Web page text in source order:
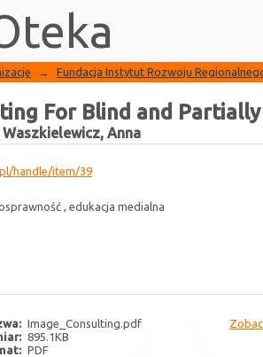
For Blind and
→ Fundacja Instytut Rozwoju
For Blind and
Waszkielewicz, Anna
handle/item/39
, edukacja medialna
Image_Consulting.pdf
895.1KB
PDF